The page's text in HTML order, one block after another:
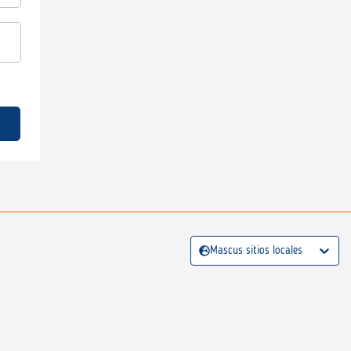
Mascus sitios locales